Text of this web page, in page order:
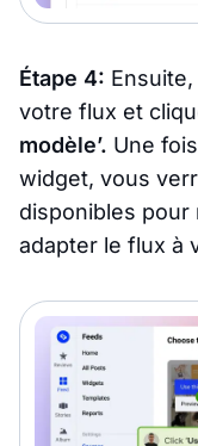
Étape 4:
votre flux et
modèle’. Une
widget, vous
disponibles pour
adapter le flux à